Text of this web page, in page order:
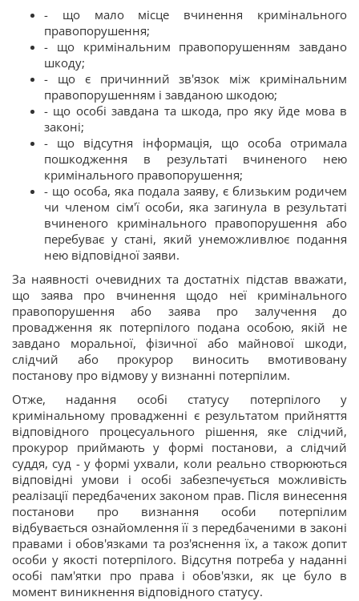
- що мало місце вчинення кримінального
правопорушення;
- що кримінальним правопорушенням завдано
шкоду;
- що є причинний зв'язок між кримінальним
правопорушенням і завданою шкодою;
- що особі завдана та шкода, про яку йде мова в
законі;
- що відсутня інформація, що особа отримала
пошкодження в результаті вчиненого нею
кримінального правопорушення;
- що особа, яка подала заяву, є близьким родичем
чи членом сім'ї особи, яка загинула в результаті
вчиненого кримінального правопорушення або
перебуває у стані, який унеможливлює подання
нею відповідної заяви.
За наявності очевидних та достатніх підстав вважати,
що заява про вчинення щодо неї кримінального
правопорушення або заява про залучення до
провадження як потерпілого подана особою, якій не
завдано моральної, фізичної або майнової шкоди,
слідчий або прокурор виносить вмотивовану
постанову про відмову у визнанні потерпілим.
Отже, надання особі статусу потерпілого у
кримінальному провадженні є результатом прийняття
відповідного процесуального рішення, яке слідчий,
прокурор приймають у формі постанови, а слідчий
суддя, суд - у формі ухвали, коли реально створюються
відповідні умови і особі забезпечується можливість
реалізації передбачених законом прав. Після винесення
постанови про визнання особи потерпілим
відбувається ознайомлення її з передбаченими в законі
правами і обов'язками та роз'яснення їх, а також допит
особи у якості потерпілого. Відсутня потреба у наданні
особі пам'ятки про права і обов'язки, як це було в
момент виникнення відповідного статусу.